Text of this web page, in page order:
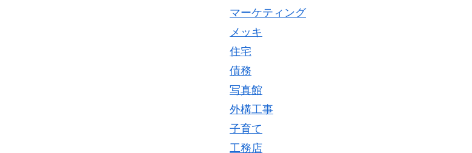
マーケティング
メッキ
住宅
債務
写真館
外構工事
子育て
工務店